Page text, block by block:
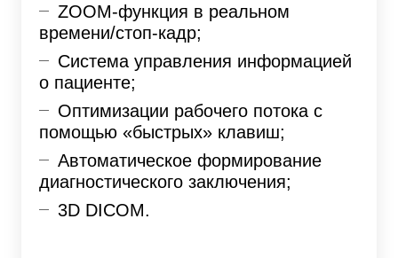
ZOOM-функция в реальном
времени/стоп-кадр;
Система управления информацией
о пациенте;
Оптимизации рабочего потока с
помощью «быстрых» клавиш;
Автоматическое формирование
диагностического заключения;
3D DICOM.